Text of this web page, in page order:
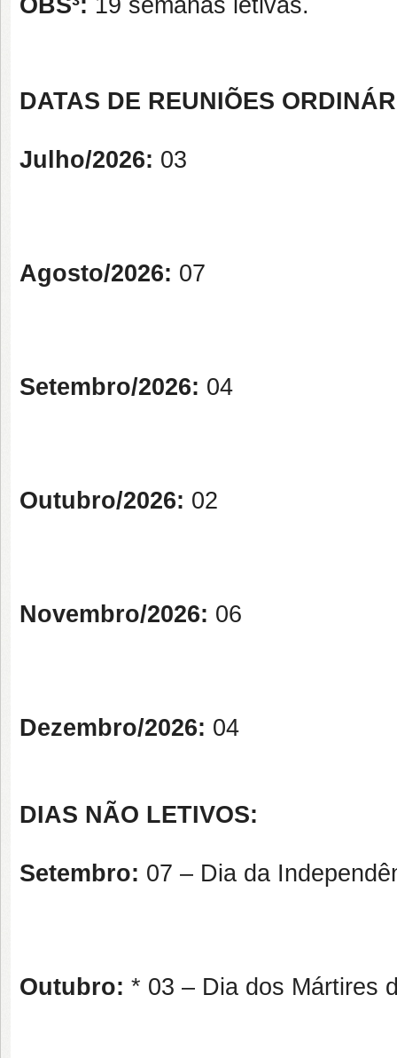
OBS³: 19 semanas letivas.
DATAS DE REUNIÕES
Julho/2026: 03
Agosto/2026: 07
Setembro/2026: 04
Outubro/2026: 02
Novembro/2026: 06
Dezembro/2026: 04
DIAS NÃO LETIVOS:
Setembro: 07 – Dia da
Outubro: * 03 – Dia dos Mártires